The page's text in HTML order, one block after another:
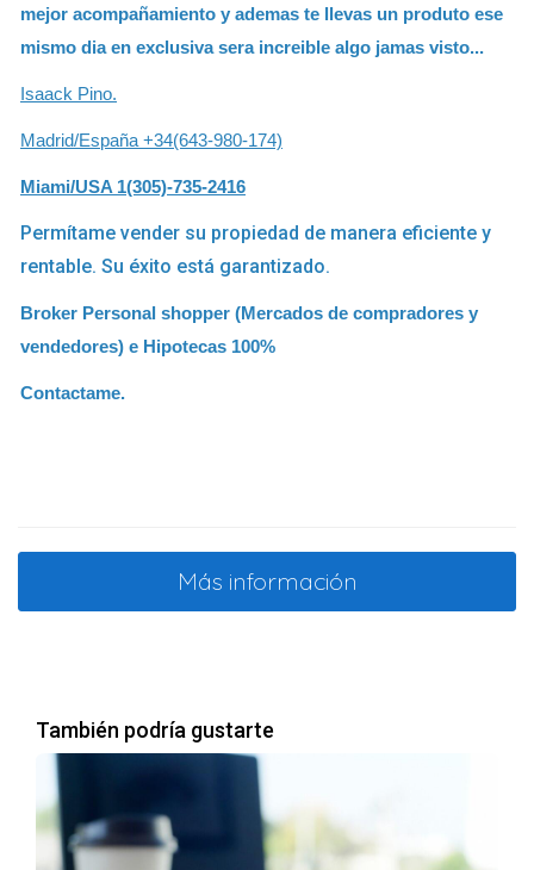
mejor acompañamiento y ademas te llevas un produto ese
mismo dia en exclusiva sera increible algo jamas visto...
Isaack Pino.
Madrid/España +34(643-980-174)
Miami/USA 1(305)-735-2416
Permítame vender su propiedad de manera eficiente y
rentable. Su éxito está garantizado.
Broker Personal shopper (Mercados de compradores y
vendedores) e Hipotecas 100%
Contactame.
Más información
También podría gustarte